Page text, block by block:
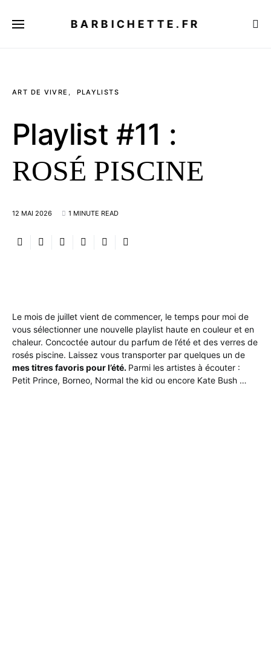
BARBICHETTE.FR
ART DE VIVRE PLAYLISTS
Playlist #11 :
ROSÉ PISCINE
12 MAI 2026 1 MINUTE READ
Le mois de juillet vient de commencer, le temps pour moi de
vous sélectionner une nouvelle playlist haute en couleur et en
chaleur. Concoctée autour du parfum de l’été et des verres de
rosés piscine. Laissez vous transporter par quelques un de
mes titres favoris pour l’été. Parmi les artistes à écouter :
Petit Prince, Borneo, Normal the kid ou encore Kate Bush …